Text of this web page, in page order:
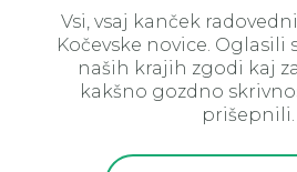
Vsi, vsaj kanček
Kočevske novice. Oglasili
naših krajih zgodi kaj
kakšno gozdno
prišepnili.